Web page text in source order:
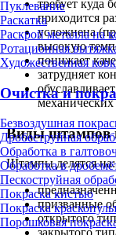
Пуклевание
Раскатка
Раскрой металла на
Ротационная
Художественная
Очистка и
Безвоздушная
Дробеструйная
Обработка в
Обработка в
Пескоструйная
Покраска кистью
Покраска
Порошковая
требует куда
приходится
усложнена
высокую
понижает
затрудняет
механических
Виды штампов
Штампы делятся на:
призванные
открытого